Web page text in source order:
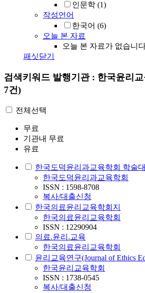
인문학 (1)
작성언어
한국어 (6)
오늘 본 자료
오늘 본 자료가 없습니
패싯닫기
검색키워드 발행기관 : 한국윤리교
7건)
전체선택
무료
기관내 무료
유료
한국도덕윤리과교육학회 학술
한국도덕윤리과교육학회
ISSN : 1598-8708
복사/대출신청
한국의료윤리교육학회지
한국의료윤리교육학회
ISSN : 12290904
의료.윤리.교육
한국의료윤리교육학회
윤리교육연구(Journal of Ethics
한국윤리교육학회
ISSN : 1738-0545
복사/대출신청